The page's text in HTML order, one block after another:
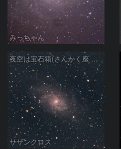
みっちゃん
夜空は宝石箱(さんかく座 M33) Seestar50
サザンクロス